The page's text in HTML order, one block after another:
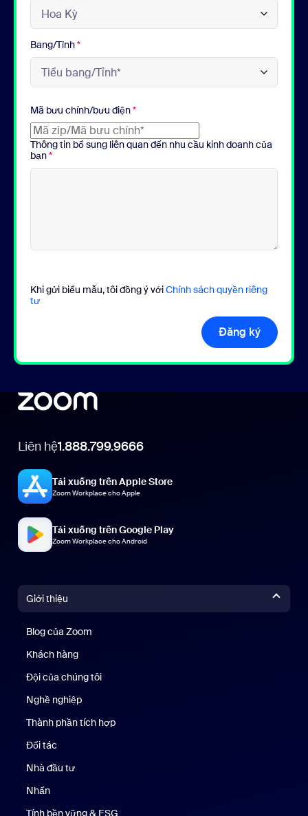
Bang/Tỉnh*
Mã bưu chính/bưu điện*
Thông tin bổ sung liên quan đến nhu cầu kinh doanh của
bạn*
Khi gửi biểu mẫu, tôi đồng ý vớiChính sách quyền riêng
tư
Đăng ký
Liên hệ1.888.799.9666
Tải xuống trên Apple Store
Zoom Workplace cho Apple
Tải xuống trên Google Play
Zoom Workplace cho Android
Giới thiệu
Blog của Zoom
Khách hàng
Đội của chúng tôi
Nghề nghiệp
Thành phần tích hợp
Đối tác
Nhà đầu tư
Nhấn
Tính bền vững & ESG